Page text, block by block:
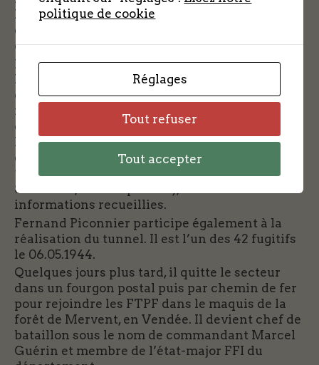
Le 10.10.1942 il écrit à sa fiancée avoir 32 élèves
en cours élémentaire de français. La pratique
du sport et de la musique est également à son
programme.
Il est choisi, par la direction clandestine, pour
être “chauffeur” devant assurer le
fonctionnement des douches, ce qui lui vaut de
devoir mettre en place, sous le tas de charbon,
le poste de radio clandestin permettant
d’écouter Londres et Moscou. Avec ses autres
“camarades de douches” (A. Thiabult, M.
Simondin, G. Charpentier), il transmettra les
informations recueillies.
Fernand Piconnier participe également à la
réalisation du tunnel. Il est l’un des 42 fugitifs
le 06.05.1944.
Quelques jours plus tard, il quitte le secteur
dans un fourgon postal puis par chemin de fer
pour rejoindre les FTPF dans le maquis de la
forêt de Mervent, en Vendée. Il devient chef de
bataillon sous le nom de commandant Marcel
Guérin et membre de l’état-major FFI du
politique de cookie
Réglages
Tout refuser
Tout accepter